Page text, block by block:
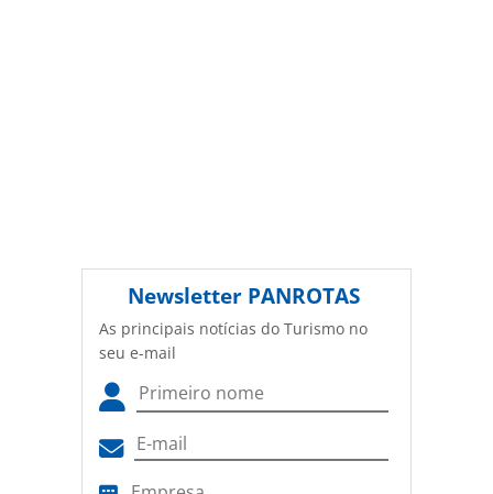
Newsletter PANROTAS
As principais notícias do Turismo no
seu e-mail